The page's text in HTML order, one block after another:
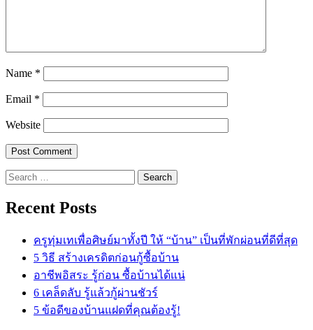
Name *
Email *
Website
Search
for:
Recent Posts
ครูทุ่มเทเพื่อศิษย์มาทั้งปี ให้ “บ้าน” เป็นที่พักผ่อนที่ดีที่สุด
5 วิธี สร้างเครดิตก่อนกู้ซื้อบ้าน
อาชีพอิสระ รู้ก่อน ซื้อบ้านได้แน่
6 เคล็ดลับ รู้แล้วกู้ผ่านชัวร์
5 ข้อดีของบ้านแฝดที่คุณต้องรู้!